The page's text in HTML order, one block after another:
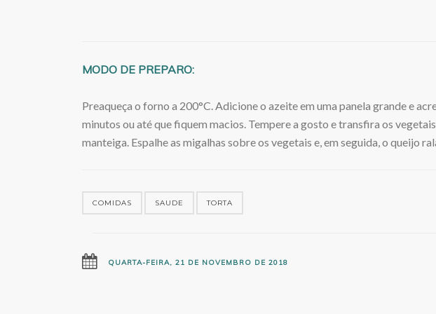
MODO DE PREPARO:
Preaqueça o forno a 200°C. Adicione o azeite em uma panela grande e
minutos ou até que fiquem macios. Tempere a gosto e transfira os
manteiga. Espalhe as migalhas sobre os vegetais e, em seguida, o queijo
COMIDAS SAUDE TORTA
QUARTA-FEIRA, 21 DE NOVEMBRO DE 2018